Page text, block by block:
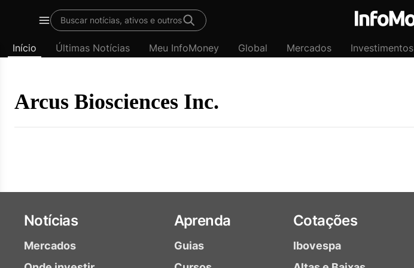
Últimas
InfoMoney
Menu
Buscar notícias, ativos e outros
Início Últimas Notícias Meu InfoMoney Global Mercados Investimentos
Arcus Biosciences Inc.
Notícias
Mercados
Aprenda
Guias
Cotações
Ibovespa